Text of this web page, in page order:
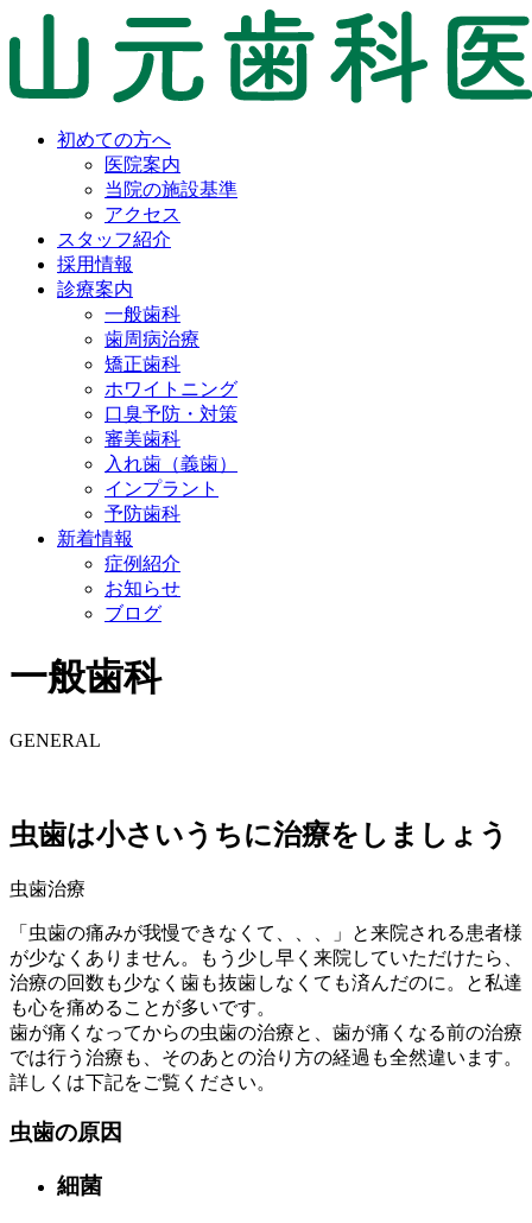
初めての方へ
医院案内
当院の施設基準
アクセス
スタッフ紹介
採用情報
診療案内
一般歯科
歯周病治療
矯正歯科
ホワイトニング
口臭予防・対策
審美歯科
入れ歯（義歯）
インプラント
予防歯科
新着情報
症例紹介
お知らせ
ブログ
一般歯科
GENERAL
虫歯は小さいうちに治療をしましょう
虫歯治療
「虫歯の痛みが我慢できなくて、、、」と来院される患者様
が少なくありません。もう少し早く来院していただけたら、
治療の回数も少なく歯も抜歯しなくても済んだのに。と私達
も心を痛めることが多いです。
歯が痛くなってからの虫歯の治療と、歯が痛くなる前の治療
では行う治療も、そのあとの治り方の経過も全然違います。
詳しくは下記をご覧ください。
虫歯の原因
細菌